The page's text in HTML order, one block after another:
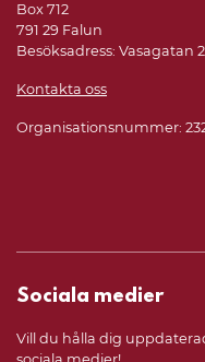
Box 712
791 29 Falun
Besöksadress: Vasagatan
Kontakta oss
Organisationsnummer:
Sociala medier
Vill du hålla dig